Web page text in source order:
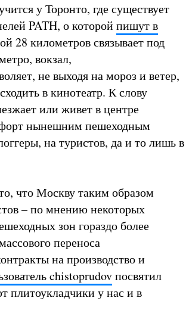
у Торонто, где существует
PATH, о которойпишут в
28 километров связывает под
вокзал,
не выходя на мороз и ветер,
в кинотеатр. К слову
или живет в центре
нынешним пешеходным
на туристов, да и то лишь в
что Москву таким образом
– по мнению некоторых
зон гораздо более
переноса
на производство и
chistoprudovпосвятил
плитоукладчики у нас и в